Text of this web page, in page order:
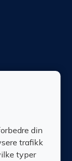
din
trafikk
typer